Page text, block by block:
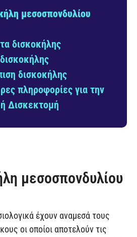
μεσοσπονδυλίου
δισκοκήλης
δισκοκήλης
πληροφορίες για την
Δισκεκτομή
μεσοσπονδυλίου
έχουν αναμεσά τους
οι οποίοι αποτελούν τις